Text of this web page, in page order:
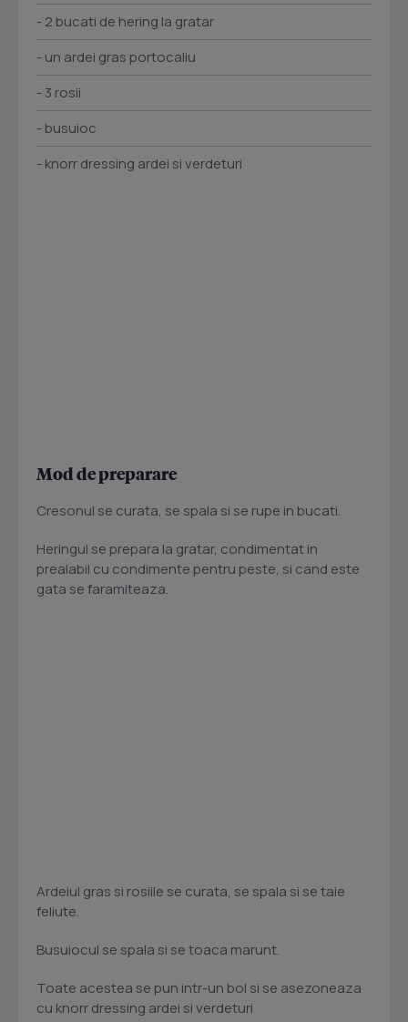
- 2 bucati de hering la gratar
- un ardei gras portocaliu
- 3 rosii
- busuioc
- knorr dressing ardei si verdeturi
Mod de preparare
Cresonul se curata, se spala si se rupe in bucati.
Heringul se prepara la gratar, condimentat in
prealabil cu condimente pentru peste, si cand este
gata se faramiteaza.
Ardeiul gras si rosiile se curata, se spala si se taie
feliute.
Busuiocul se spala si se toaca marunt.
Toate acestea se pun intr-un bol si se asezoneaza
cu knorr dressing ardei si verdeturi